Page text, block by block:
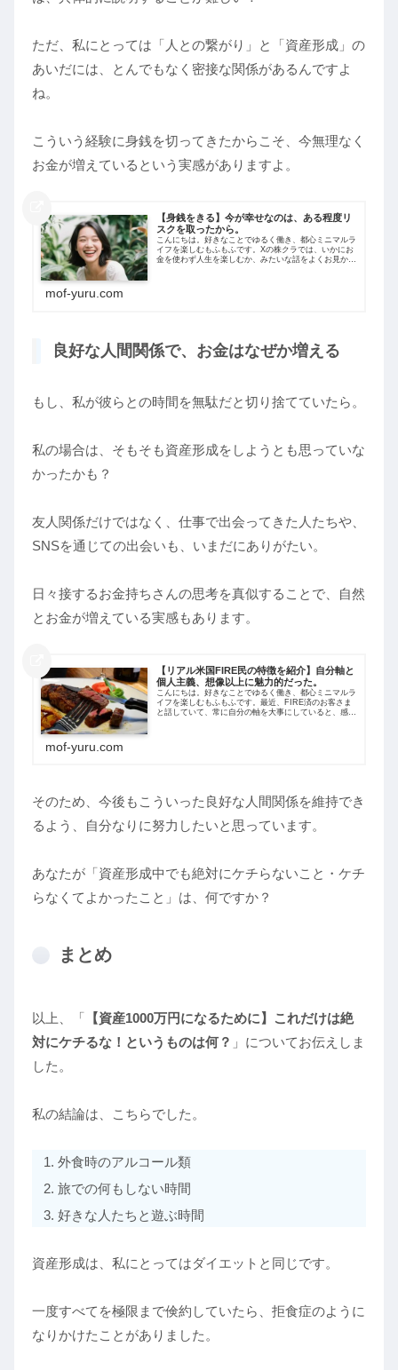
ただ、私にとっては「人との繋がり」と「資産形成」の
あいだには、とんでもなく密接な関係があるんですよ
ね。
こういう経験に身銭を切ってきたからこそ、今無理なく
お金が増えているという実感がありますよ。
【身銭をきる】今が幸せなのは、ある程度リ
スクを取ったから。
こんにちは。好きなことでゆるく働き、都心ミニマルラ
イフを楽しむもふもふです。Xの株クラでは、いかにお
金を使わず人生を楽しむか、みたいな話をよくお見かけ
mof-yuru.com
良好な人間関係で、お金はなぜか増える
もし、私が彼らとの時間を無駄だと切り捨てていたら。
私の場合は、そもそも資産形成をしようとも思っていな
かったかも？
友人関係だけではなく、仕事で出会ってきた人たちや、
SNSを通じての出会いも、いまだにありがたい。
日々接するお金持ちさんの思考を真似することで、自然
とお金が増えている実感もあります。
【リアル米国FIRE民の特徴を紹介】自分軸と
個人主義、想像以上に魅力的だった。
こんにちは。好きなことでゆるく働き、都心ミニマルラ
イフを楽しむもふもふです。最近、FIRE済のお客さま
と話していて、常に自分の軸を大事にしていると、感じ
mof-yuru.com
そのため、今後もこういった良好な人間関係を維持でき
るよう、自分なりに努力したいと思っています。
あなたが「資産形成中でも絶対にケチらないこと・ケチ
らなくてよかったこと」は、何ですか？
まとめ
以上、「 【資産1000万円になるために】これだけは絶
対にケチるな！というものは何？ 」についてお伝えしま
した。
私の結論は、こちらでした。
外食時のアルコール類
旅での何もしない時間
好きな人たちと遊ぶ時間
資産形成は、私にとってはダイエットと同じです。
一度すべてを極限まで倹約していたら、拒食症のように
なりかけたことがありました。